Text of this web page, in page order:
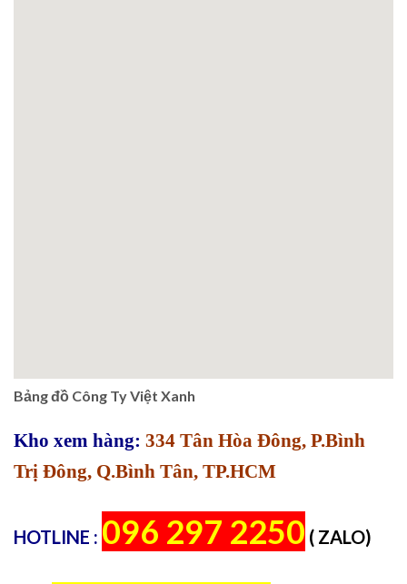
Bảng đồ Công Ty Việt Xanh
Kho xem hàng: 334 Tân Hòa Đông, P.Bình
Trị Đông, Q.Bình Tân, TP.HCM
HOTLINE : 096 297 2250 ( ZALO)